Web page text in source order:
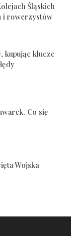
Śląskich
i rowerzystów
kupując klucze
Co się
Wojska